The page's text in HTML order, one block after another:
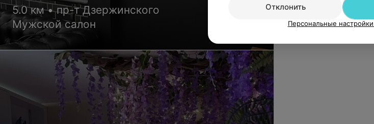
5.0 км • пр-т Дзержинского
Мужской салон
Отклонить
Персональные